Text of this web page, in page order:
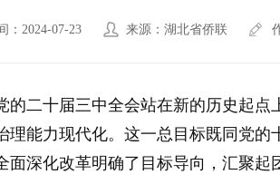
：2024-07-23 来源：湖北省侨联
的二十届三中全会站在新的历史起
理能力现代化。这一总目标既同党
面深化改革明确了目标导向，汇聚起